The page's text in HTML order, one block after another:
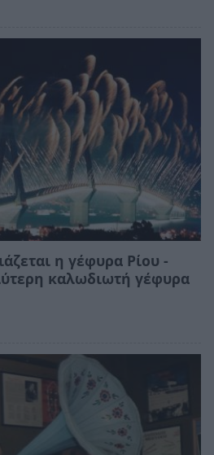
η γέφυρα Ρίου -
καλωδιωτή γέφυρα